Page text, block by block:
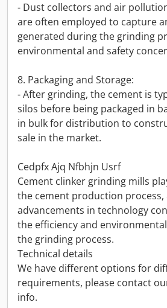
- Dust collectors and air
are often employed to capture
generated during the grinding
environmental and safety
8. Packaging and Storage:
- After grinding, the cement is
silos before being packaged in
in bulk for distribution to
sale in the market.
Cedpfx Ajq Nfbhjn Usrf
Cement clinker grinding mills
the cement production process,
advancements in technology
the efficiency and
the grinding process.
Technical details
We have different options for
requirements, please contact
info.